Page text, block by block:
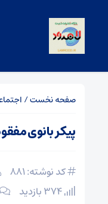
صفحه نخست/
پیکر بانوی
کد نوشته: 881